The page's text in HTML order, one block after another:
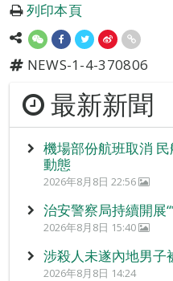
列印本頁
NEWS-1-4-370806
最新新聞
機場部份航班取消
動態
2026年8月8日 22:56
治安警察局持續開展
2026年8月8日 15:40
涉殺人未遂內地男子
2026年8月8日 14:24